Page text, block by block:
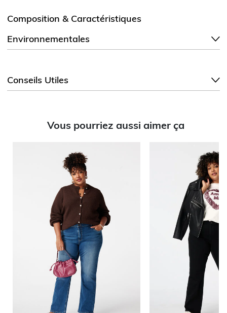
Composition & Caractéristiques
Environnementales
Conseils Utiles
Vous pourriez aussi aimer ça